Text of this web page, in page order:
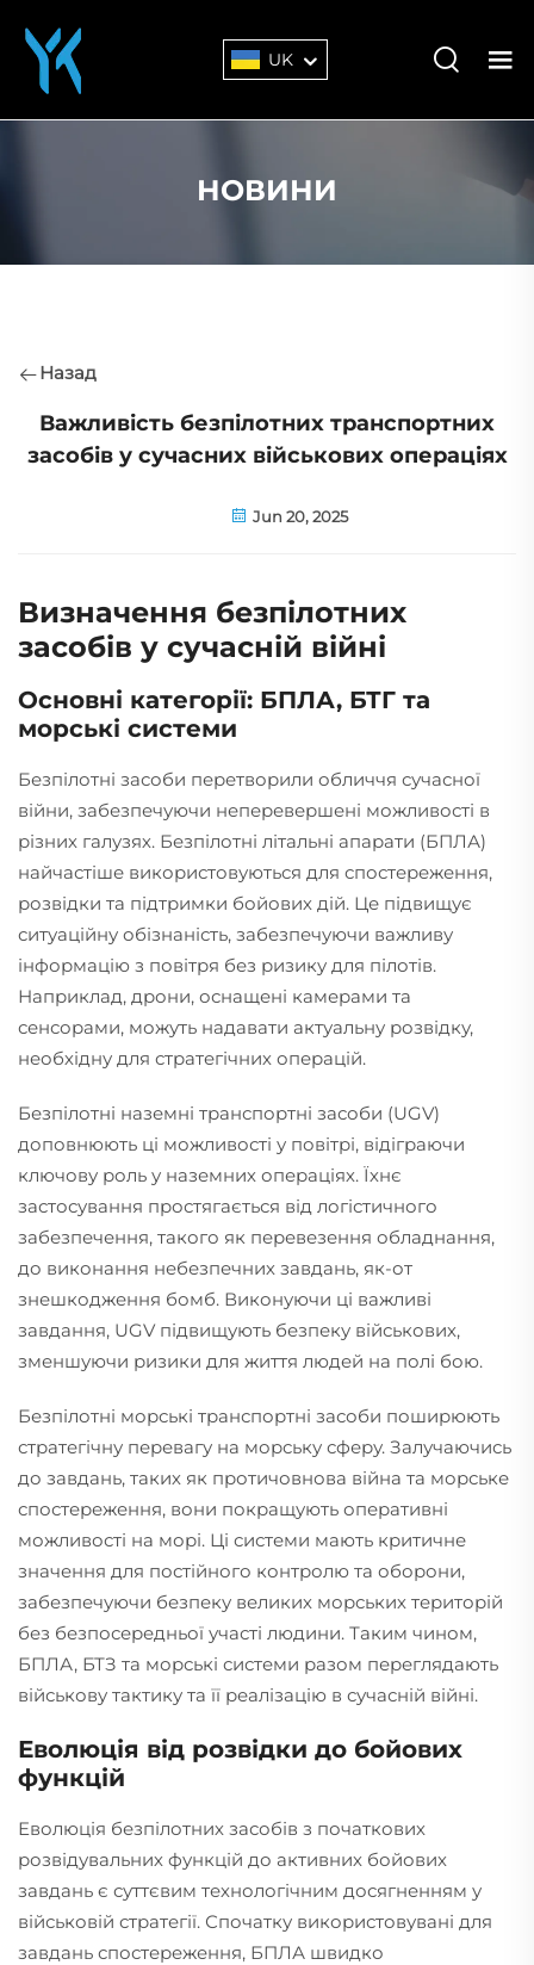
UK
НОВИНИ
Назад
Важливість безпілотних транспортних
засобів у сучасних військових операціях
Jun 20, 2025
Визначення безпілотних
засобів у сучасній війні
Основні категорії: БПЛА, БТГ та
морські системи
Безпілотні засоби перетворили обличчя сучасної
війни, забезпечуючи неперевершені можливості в
різних галузях. Безпілотні літальні апарати (БПЛА)
найчастіше використовуються для спостереження,
розвідки та підтримки бойових дій. Це підвищує
ситуаційну обізнаність, забезпечуючи важливу
інформацію з повітря без ризику для пілотів.
Наприклад, дрони, оснащені камерами та
сенсорами, можуть надавати актуальну розвідку,
необхідну для стратегічних операцій.
Безпілотні наземні транспортні засоби (UGV)
доповнюють ці можливості у повітрі, відіграючи
ключову роль у наземних операціях. Їхнє
застосування простягається від логістичного
забезпечення, такого як перевезення обладнання,
до виконання небезпечних завдань, як-от
знешкодження бомб. Виконуючи ці важливі
завдання, UGV підвищують безпеку військових,
зменшуючи ризики для життя людей на полі бою.
Безпілотні морські транспортні засоби поширюють
стратегічну перевагу на морську сферу. Залучаючись
до завдань, таких як протичовнова війна та морське
спостереження, вони покращують оперативні
можливості на морі. Ці системи мають критичне
значення для постійного контролю та оборони,
забезпечуючи безпеку великих морських територій
без безпосередньої участі людини. Таким чином,
БПЛА, БТЗ та морські системи разом переглядають
військову тактику та її реалізацію в сучасній війні.
Еволюція від розвідки до бойових
функцій
Еволюція безпілотних засобів з початкових
розвідувальних функцій до активних бойових
завдань є суттєвим технологічним досягненням у
військовій стратегії. Спочатку використовувані для
завдань спостереження, БПЛА швидко